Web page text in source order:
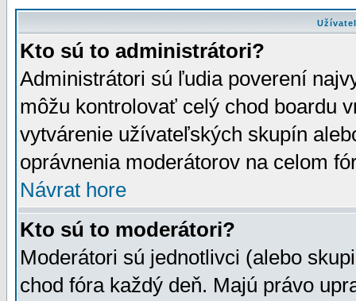
Kto sú to administrátori?
Administrátori sú ľudia poverení
môžu kontrolovať celý chod boardu
vytvárenie užívateľských skupín
oprávnenia moderátorov na celom
Návrat hore
Kto sú to moderátori?
Moderátori sú jednotlivci (alebo
chod fóra každý deň. Majú právo